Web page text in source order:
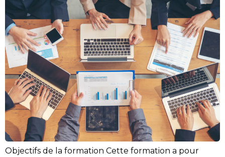
Objectifs de la formation Cette formation a pour